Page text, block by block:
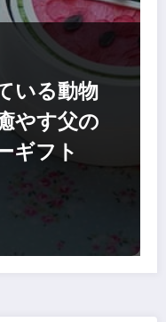
いる動物
やす父の
ギフト